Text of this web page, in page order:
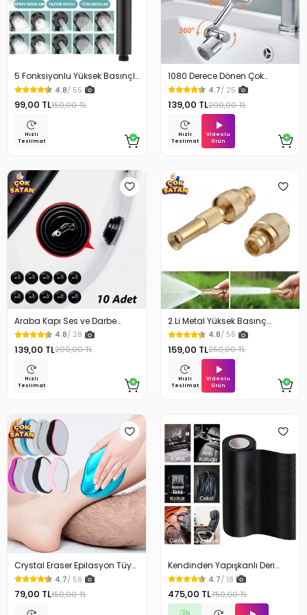
5 Fonksiyonlu Yüksek Basınçlı
Ayarlı Duş Başlığı
4.8/ 55
99,00 TL150,00 TL
Hızlı
Teslimat
1080 Derece Dönen Çok
Fonksiyonlu Musluk Başlığı
4.7/ 25
139,00 TL200,00 TL
Hızlı
Teslimat
Videolu
Ürün
Araba Kapı Ses ve Darbe
Emici Pad 10 Adet
4.8/ 28
139,00 TL200,00 TL
Hızlı
Teslimat
2 Li Metal Yüksek Basınç
Yağmurlamalı Hortum Ucu
4.8/ 58
159,00 TL250,00 TL
Hızlı
Teslimat
Videolu
Ürün
Crystal Eraser Epilasyon Tüy
Silgisi Tüy Alıcı
4.7/ 58
79,00 TL150,00 TL
Kendinden Yapışkanlı Deri
Döşeme Deri Tamir Kiti Siyah
100 Cm x 50 Cm
4.7/ 18
475,00 TL750,00 TL